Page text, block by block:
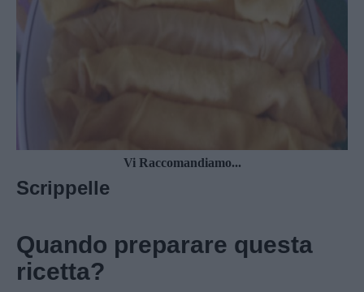
Vi Raccomandiamo...
Scrippelle
Quando preparare questa
ricetta?